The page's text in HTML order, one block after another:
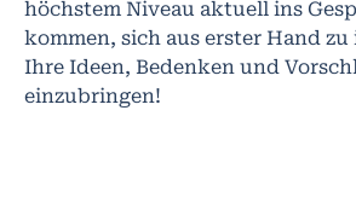
höchstem Niveau aktuell ins
kommen, sich aus erster Hand
Ihre Ideen, Bedenken und
einzubringen!